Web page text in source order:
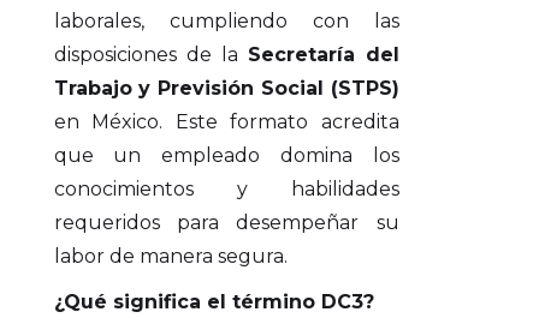
laborales, cumpliendo con las
disposiciones de la Secretaría del
Trabajo y Previsión Social (STPS)
en México. Este formato acredita
que un empleado domina los
conocimientos y habilidades
requeridos para desempeñar su
labor de manera segura.
¿Qué significa el término DC3?